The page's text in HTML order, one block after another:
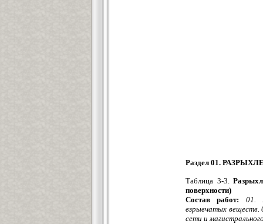
Раздел 01.
Таблица 3-3.
поверхности)
Состав работ:
01.
взрывчатых веществ.
сети и